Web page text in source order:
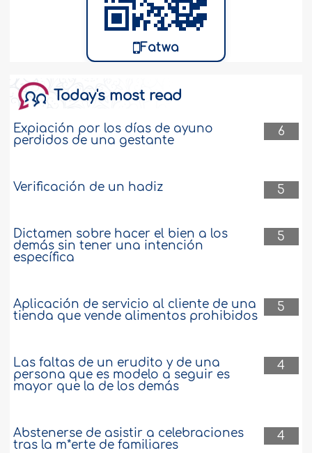
Fatwa
Today's most read
6
Expiación por los días de ayuno
perdidos de una gestante
5
Verificación de un hadiz
5
Dictamen sobre hacer el bien a los
demás sin tener una intención
específica
5
Aplicación de servicio al cliente de una
tienda que vende alimentos prohibidos
4
Las faltas de un erudito y de una
persona que es modelo a seguir es
mayor que la de los demás
4
Abstenerse de asistir a celebraciones
tras la m*erte de familiares